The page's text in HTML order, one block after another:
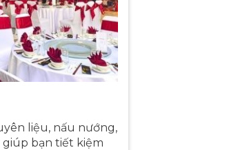
liệu, nấu nướng,
giúp bạn tiết kiệm